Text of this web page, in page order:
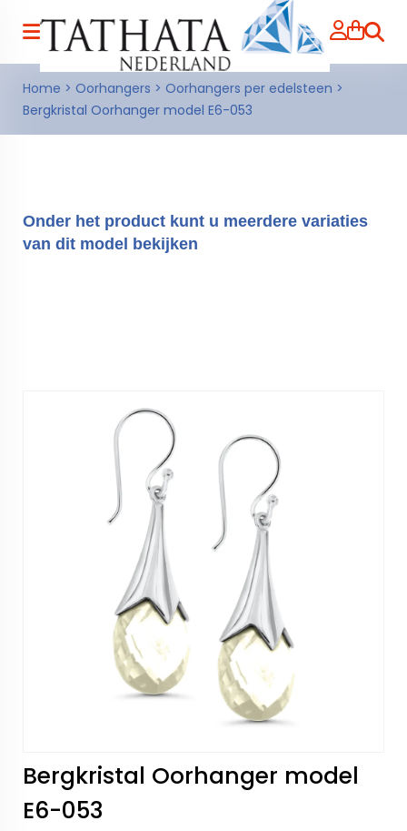
Home > Oorhangers > Oorhangers per edelsteen >
Bergkristal Oorhanger model E6-053
Onder het product kunt u meerdere variaties
van dit model bekijken
Bergkristal Oorhanger model
E6-053